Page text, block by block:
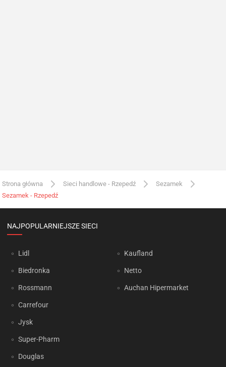
Strona główna Sieci handlowe - Rzepedź
Sezamek
Sezamek - Rzepedź
NAJPOPULARNIEJSZE SIECI
Lidl
Biedronka
Rossmann
Carrefour
Jysk
Super-Pharm
Douglas
Kaufland
Netto
Auchan Hipermarket